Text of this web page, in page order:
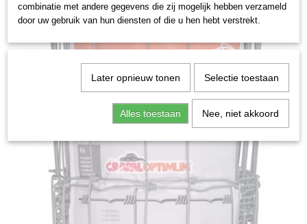
combinatie met andere gegevens die zij mogelijk hebben verzameld
door uw gebruik van hun diensten of die u hen hebt verstrekt.
Later opnieuw tonen Selectie toestaan
Alles toestaan Nee, niet akkoord